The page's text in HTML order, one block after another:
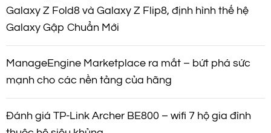
Galaxy Z Fold8 và Galaxy Z Flip8, định hình thế hệ
Galaxy Gập Chuẩn Mới
ManageEngine Marketplace ra mắt – bứt phá sức
mạnh cho các nền tảng của hãng
Đánh giá TP-Link Archer BE800 – wifi 7 hộ gia đình